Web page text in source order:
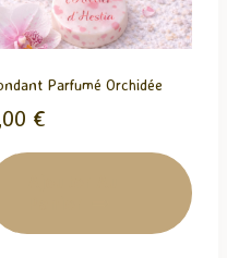
Parfumé Orchidée
€